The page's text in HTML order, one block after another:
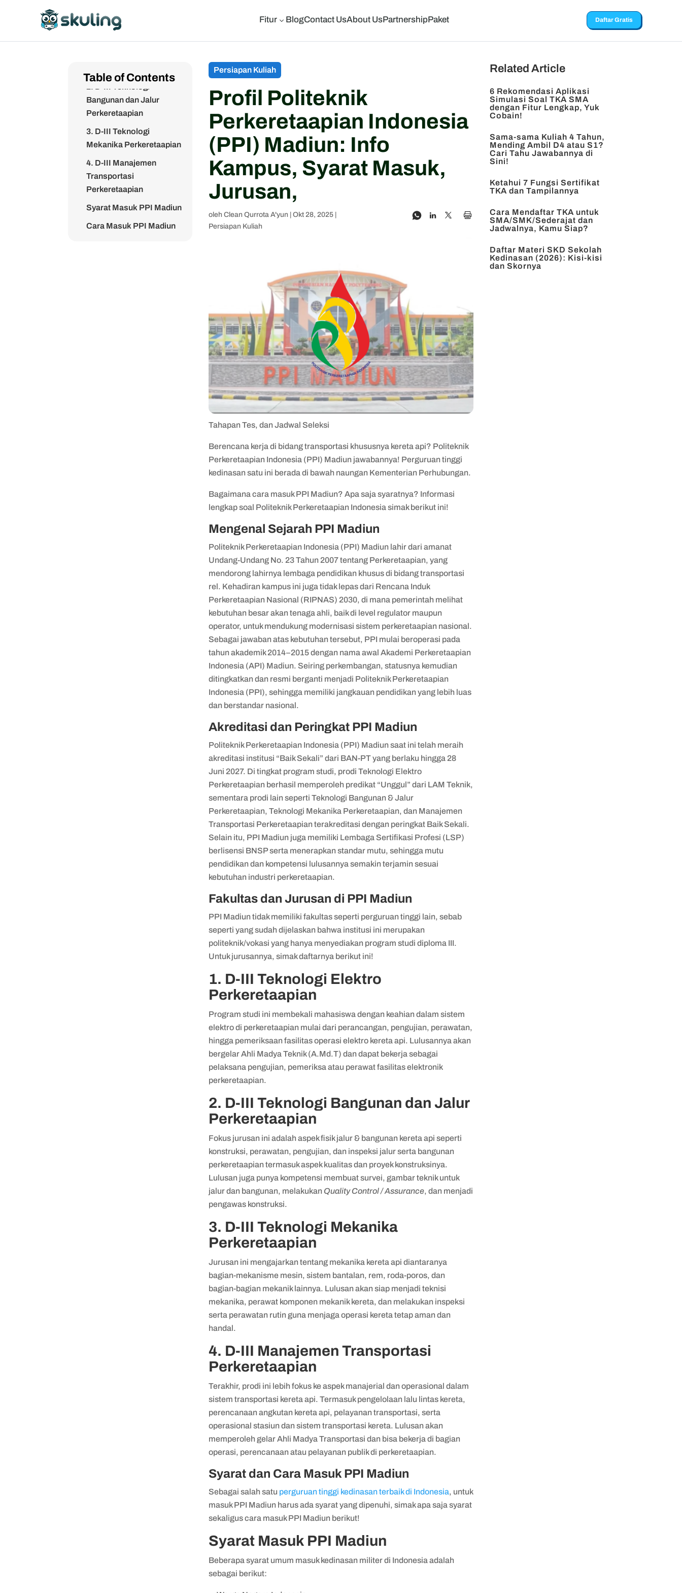
Fitur3 BlogContact UsAbout UsPartnershipPaket Daftar Gratis
Table of Contents
Bangunan dan Jalur
Perkeretaapian
3. D-III Teknologi
Mekanika Perkeretaapian
4. D-III Manajemen
Transportasi
Perkeretaapian
Syarat Masuk PPI Madiun
Cara Masuk PPI Madiun
Persiapan Kuliah
Profil Politeknik
Perkeretaapian Indonesia
(PPI) Madiun: Info
Kampus, Syarat Masuk,
Jurusan,
olehClean Qurrota A'yun |Okt 28, 2025
Persiapan Kuliah
Tahapan Tes, dan Jadwal Seleksi
Berencana kerja di bidang transportasi khususnya kereta api? Politeknik
Perkeretaapian Indonesia (PPI) Madiun jawabannya! Perguruan tinggi
kedinasan satu ini berada di bawah naungan Kementerian Perhubungan.
Bagaimana cara masuk PPI Madiun? Apa saja syaratnya? Informasi
lengkap soal Politeknik Perkeretaapian Indonesia simak berikut ini!
Mengenal Sejarah PPI Madiun
Politeknik Perkeretaapian Indonesia (PPI) Madiun lahir dari amanat
Undang-Undang No. 23 Tahun 2007 tentang Perkeretaapian, yang
mendorong lahirnya lembaga pendidikan khusus di bidang transportasi
rel. Kehadiran kampus ini juga tidak lepas dari Rencana Induk
Perkeretaapian Nasional (RIPNAS) 2030, di mana pemerintah melihat
kebutuhan besar akan tenaga ahli, baik di level regulator maupun
operator, untuk mendukung modernisasi sistem perkeretaapian nasional.
Sebagai jawaban atas kebutuhan tersebut, PPI mulai beroperasi pada
tahun akademik 2014–2015 dengan nama awal Akademi Perkeretaapian
Indonesia (API) Madiun. Seiring perkembangan, statusnya kemudian
ditingkatkan dan resmi berganti menjadi Politeknik Perkeretaapian
Indonesia (PPI), sehingga memiliki jangkauan pendidikan yang lebih luas
dan berstandar nasional.
Akreditasi dan Peringkat PPI Madiun
Politeknik Perkeretaapian Indonesia (PPI) Madiun saat ini telah meraih
akreditasi institusi “Baik Sekali” dari BAN-PT yang berlaku hingga 28
Juni 2027. Di tingkat program studi, prodi Teknologi Elektro
Perkeretaapian berhasil memperoleh predikat “Unggul” dari LAM Teknik,
sementara prodi lain seperti Teknologi Bangunan & Jalur
Perkeretaapian, Teknologi Mekanika Perkeretaapian, dan Manajemen
Transportasi Perkeretaapian terakreditasi dengan peringkat Baik Sekali.
Selain itu, PPI Madiun juga memiliki Lembaga Sertifikasi Profesi (LSP)
berlisensi BNSP serta menerapkan standar mutu, sehingga mutu
pendidikan dan kompetensi lulusannya semakin terjamin sesuai
kebutuhan industri perkeretaapian.
Fakultas dan Jurusan di PPI Madiun
PPI Madiun tidak memiliki fakultas seperti perguruan tinggi lain, sebab
seperti yang sudah dijelaskan bahwa institusi ini merupakan
politeknik/vokasi yang hanya menyediakan program studi diploma III.
Untuk jurusannya, simak daftarnya berikut ini!
1. D-III Teknologi Elektro
Perkeretaapian
Program studi ini membekali mahasiswa dengan keahian dalam sistem
elektro di perkeretaapian mulai dari perancangan, pengujian, perawatan,
hingga pemeriksaan fasilitas operasi elektro kereta api. Lulusannya akan
bergelar Ahli Madya Teknik (A.Md.T) dan dapat bekerja sebagai
pelaksana pengujian, pemeriksa atau perawat fasilitas elektronik
perkeretaapian.
2. D-III Teknologi Bangunan dan Jalur
Perkeretaapian
Fokus jurusan ini adalah aspek fisik jalur & bangunan kereta api seperti
konstruksi, perawatan, pengujian, dan inspeksi jalur serta bangunan
perkeretaapian termasuk aspek kualitas dan proyek konstruksinya.
Lulusan juga punya kompetensi membuat survei, gambar teknik untuk
jalur dan bangunan, melakukan Quality Control / Assurance, dan menjadi
pengawas konstruksi.
3. D-III Teknologi Mekanika
Perkeretaapian
Jurusan ini mengajarkan tentang mekanika kereta api diantaranya
bagian-mekanisme mesin, sistem bantalan, rem, roda-poros, dan
bagian-bagian mekanik lainnya. Lulusan akan siap menjadi teknisi
mekanika, perawat komponen mekanik kereta, dan melakukan inspeksi
serta perawatan rutin guna menjaga operasi kereta tetap aman dan
handal.
4. D-III Manajemen Transportasi
Perkeretaapian
Terakhir, prodi ini lebih fokus ke aspek manajerial dan operasional dalam
sistem transportasi kereta api. Termasuk pengelolaan lalu lintas kereta,
perencanaan angkutan kereta api, pelayanan transportasi, serta
operasional stasiun dan sistem transportasi kereta. Lulusan akan
memperoleh gelar Ahli Madya Transportasi dan bisa bekerja di bagian
operasi, perencanaan atau pelayanan publik di perkeretaapian.
Syarat dan Cara Masuk PPI Madiun
Sebagai salah satu perguruan tinggi kedinasan terbaik di Indonesia, untuk
masuk PPI Madiun harus ada syarat yang dipenuhi, simak apa saja syarat
sekaligus cara masuk PPI Madiun berikut!
Syarat Masuk PPI Madiun
Beberapa syarat umum masuk kedinasan militer di Indonesia adalah
sebagai berikut:
Related Article
6 Rekomendasi Aplikasi
Simulasi Soal TKA SMA
dengan Fitur Lengkap, Yuk
Cobain!
Sama-sama Kuliah 4 Tahun,
Mending Ambil D4 atau S1?
Cari Tahu Jawabannya di
Sini!
Ketahui 7 Fungsi Sertifikat
TKA dan Tampilannya
Cara Mendaftar TKA untuk
SMA/SMK/Sederajat dan
Jadwalnya, Kamu Siap?
Daftar Materi SKD Sekolah
Kedinasan (2026): Kisi-kisi
dan Skornya